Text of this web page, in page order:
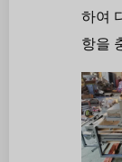
하여
항을